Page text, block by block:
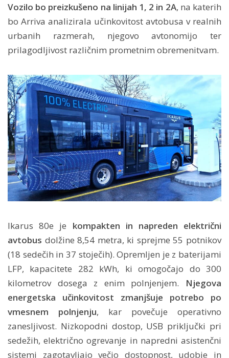
Vozilo bo preizkušeno na linijah 1, 2 in 2A, na katerih
bo Arriva analizirala učinkovitost avtobusa v realnih
urbanih razmerah, njegovo avtonomijo ter
prilagodljivost različnim prometnim obremenitvam.
Ikarus 80e je kompakten in napreden električni
avtobus dolžine 8,54 metra, ki sprejme 55 potnikov
(18 sedečih in 37 stoječih). Opremljen je z baterijami
LFP, kapacitete 282 kWh, ki omogočajo do 300
kilometrov dosega z enim polnjenjem. Njegova
energetska učinkovitost zmanjšuje potrebo po
vmesnem polnjenju, kar povečuje operativno
zanesljivost. Nizkopodni dostop, USB priključki pri
sedežih, električno ogrevanje in napredni asistenčni
sistemi zagotavljajo večjo dostopnost, udobje in